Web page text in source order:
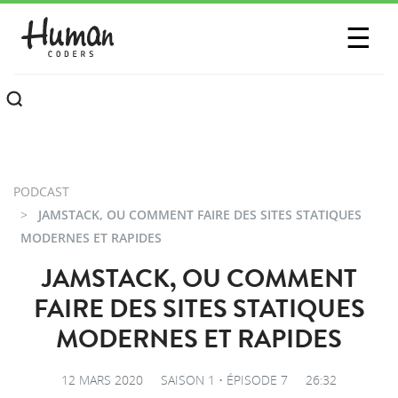
☰
PODCAST
JAMSTACK, OU COMMENT FAIRE DES SITES STATIQUES
MODERNES ET RAPIDES
JAMSTACK, OU COMMENT
FAIRE DES SITES STATIQUES
MODERNES ET RAPIDES
12 MARS 2020 SAISON 1 • ÉPISODE 7 26:32